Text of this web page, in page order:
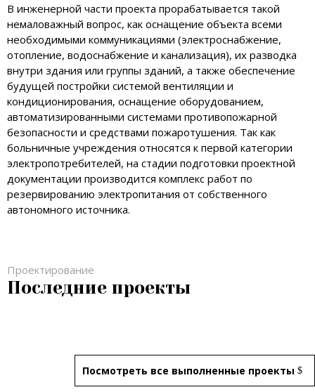
В инженерной части проекта прорабатывается такой
немаловажный вопрос, как оснащение объекта всеми
необходимыми коммуникациями (электроснабжение,
отопление, водоснабжение и канализация), их разводка
внутри здания или группы зданий, а также обеспечение
будущей постройки системой вентиляции и
кондиционирования, оснащение оборудованием,
автоматизированными системами противопожарной
безопасности и средствами пожаротушения. Так как
больничные учреждения относятся к первой категории
электропотребителей, на стадии подготовки проектной
документации производится комплекс работ по
резервированию электропитания от собственного
автономного источника.
Проектирование
Последние проекты
Посмотреть все выполненные проекты